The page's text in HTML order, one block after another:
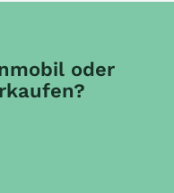
oder